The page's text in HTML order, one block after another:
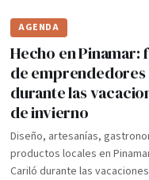
AGENDA
Hecho en Pinamar:
de emprendedores
durante las
de invierno
Diseño, artesanías,
productos locales en
Cariló durante las